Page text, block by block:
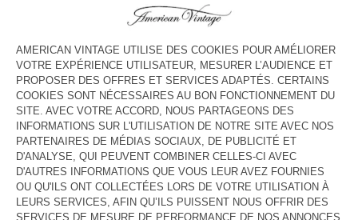
INDISPONIBLE
VOIR LA DISPONIBILITE EN MAGASIN
VOIR LE LOOK